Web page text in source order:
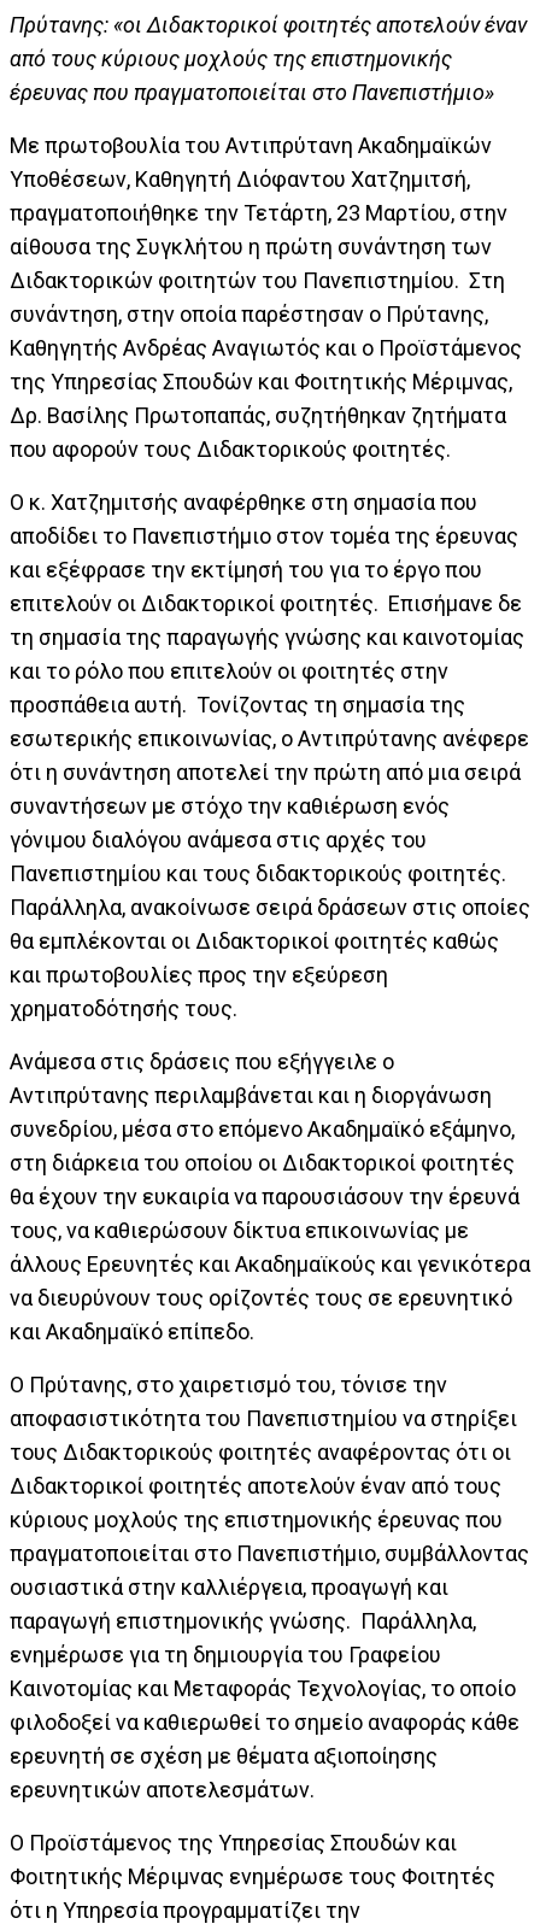
Πρύτανης: «οι Διδακτορικοί φοιτητές αποτελούν έναν
από τους κύριους μοχλούς της επιστημονικής
έρευνας που πραγματοποιείται στο Πανεπιστήμιο»
Με πρωτοβουλία του Αντιπρύτανη Ακαδημαϊκών
Υποθέσεων, Καθηγητή Διόφαντου Χατζημιτσή,
πραγματοποιήθηκε την Τετάρτη, 23 Μαρτίου, στην
αίθουσα της Συγκλήτου η πρώτη συνάντηση των
Διδακτορικών φοιτητών του Πανεπιστημίου. Στη
συνάντηση, στην οποία παρέστησαν ο Πρύτανης,
Καθηγητής Ανδρέας Αναγιωτός και ο Προϊστάμενος
της Υπηρεσίας Σπουδών και Φοιτητικής Μέριμνας,
Δρ. Βασίλης Πρωτοπαπάς, συζητήθηκαν ζητήματα
που αφορούν τους Διδακτορικούς φοιτητές.
Ο κ. Χατζημιτσής αναφέρθηκε στη σημασία που
αποδίδει το Πανεπιστήμιο στον τομέα της έρευνας
και εξέφρασε την εκτίμησή του για το έργο που
επιτελούν οι Διδακτορικοί φοιτητές. Επισήμανε δε
τη σημασία της παραγωγής γνώσης και καινοτομίας
και το ρόλο που επιτελούν οι φοιτητές στην
προσπάθεια αυτή. Τονίζοντας τη σημασία της
εσωτερικής επικοινωνίας, ο Αντιπρύτανης ανέφερε
ότι η συνάντηση αποτελεί την πρώτη από μια σειρά
συναντήσεων με στόχο την καθιέρωση ενός
γόνιμου διαλόγου ανάμεσα στις αρχές του
Πανεπιστημίου και τους διδακτορικούς φοιτητές.
Παράλληλα, ανακοίνωσε σειρά δράσεων στις οποίες
θα εμπλέκονται οι Διδακτορικοί φοιτητές καθώς
και πρωτοβουλίες προς την εξεύρεση
χρηματοδότησής τους.
Ανάμεσα στις δράσεις που εξήγγειλε ο
Αντιπρύτανης περιλαμβάνεται και η διοργάνωση
συνεδρίου, μέσα στο επόμενο Ακαδημαϊκό εξάμηνο,
στη διάρκεια του οποίου οι Διδακτορικοί φοιτητές
θα έχουν την ευκαιρία να παρουσιάσουν την έρευνά
τους, να καθιερώσουν δίκτυα επικοινωνίας με
άλλους Ερευνητές και Ακαδημαϊκούς και γενικότερα
να διευρύνουν τους ορίζοντές τους σε ερευνητικό
και Ακαδημαϊκό επίπεδο.
Ο Πρύτανης, στο χαιρετισμό του, τόνισε την
αποφασιστικότητα του Πανεπιστημίου να στηρίξει
τους Διδακτορικούς φοιτητές αναφέροντας ότι οι
Διδακτορικοί φοιτητές αποτελούν έναν από τους
κύριους μοχλούς της επιστημονικής έρευνας που
πραγματοποιείται στο Πανεπιστήμιο, συμβάλλοντας
ουσιαστικά στην καλλιέργεια, προαγωγή και
παραγωγή επιστημονικής γνώσης. Παράλληλα,
ενημέρωσε για τη δημιουργία του Γραφείου
Καινοτομίας και Μεταφοράς Τεχνολογίας, το οποίο
φιλοδοξεί να καθιερωθεί το σημείο αναφοράς κάθε
ερευνητή σε σχέση με θέματα αξιοποίησης
ερευνητικών αποτελεσμάτων.
Ο Προϊστάμενος της Υπηρεσίας Σπουδών και
Φοιτητικής Μέριμνας ενημέρωσε τους Φοιτητές
ότι η Υπηρεσία προγραμματίζει την